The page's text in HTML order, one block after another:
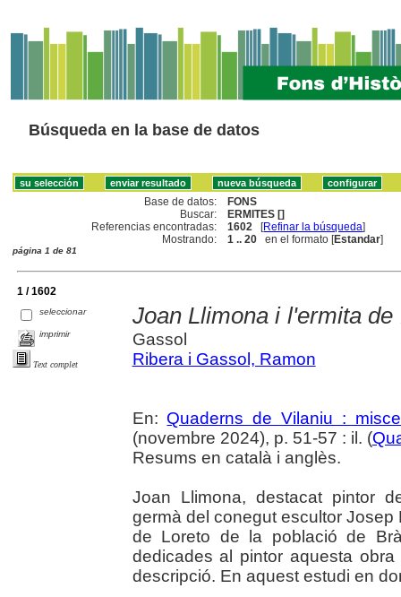
Búsqueda en la base de datos
Base de datos:
FONS
Buscar:
ERMITES []
Referencias encontradas:
1602 [Refinar la búsqueda]
Mostrando:
1 .. 20 en el formato [Estandar]
página 1 de 81
1 / 1602
seleccionar
imprimir
Text complet
Joan Llimona i l'ermita
Gassol
Ribera i Gassol, Ramon
En: Quaderns de Vilaniu :
(novembre 2024), p. 51-57 : il. (
Resums en català i anglès.
Joan Llimona, destacat pintor
germà del conegut escultor
de Loreto de la població de
dedicades al pintor aquesta
descripció. En aquest estudi en